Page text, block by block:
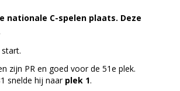
nationale C-spelen plaats. Deze
zijn PR en goed voor de 51e plek.
snelde hij naar plek 1.